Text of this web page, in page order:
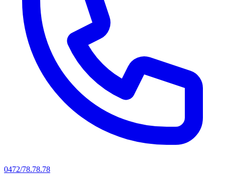
0472/78.78.78